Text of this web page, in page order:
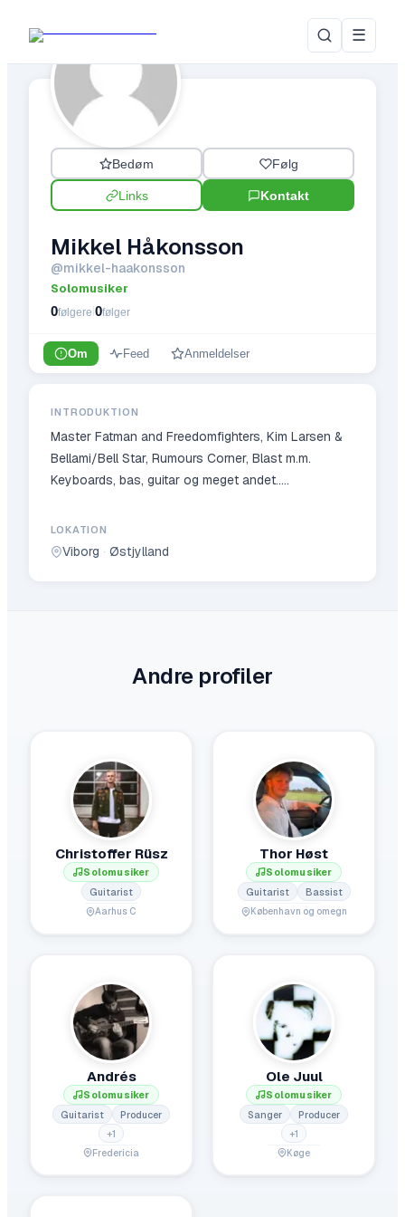
☰
Bedøm Følg
Links Kontakt
Mikkel Håkonsson
@mikkel-haakonsson
Solomusiker
0følgere 0følger
Om Feed Anmeldelser
INTRODUKTION
Master Fatman and Freedomfighters, Kim Larsen &
Bellami/Bell Star, Rumours Corner, Blast m.m.
Keyboards, bas, guitar og meget andet…..
LOKATION
Viborg · Østjylland
Andre profiler
Christoffer Rüsz
Solomusiker
Guitarist
Aarhus C
Thor Høst
Solomusiker
Guitarist
Bassist
København og omegn
Andrés
Solomusiker
Guitarist
Producer
+1
Fredericia
Ole Juul
Solomusiker
Sanger
Producer
+1
Køge